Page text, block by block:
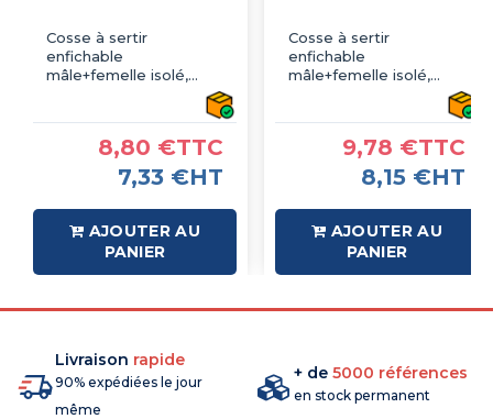
Cosse à sertir
enfichable
mâle+femelle isolé,
6.3mm - sachet de 100
8,80 €TTC
7,33 €HT
AJOUTER AU
PANIER
Cosse à sertir
enfichable
mâle+femelle isolé,
6.3mm - sachet de 100
9,78 €TTC
8,15 €HT
AJOUTER AU
PANIER
Livraison rapide
90% expédiées le jour
même
+ de 5000 références
en stock permanent